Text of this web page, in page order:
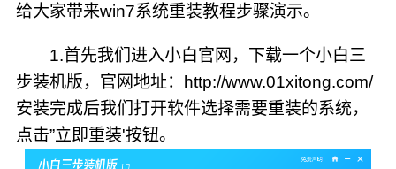
给大家带来win7系统重装教程步骤演示。
1.首先我们进入小白官网，下载一个小白三
步装机版，官网地址：http://www.01xitong.com/
安装完成后我们打开软件选择需要重装的系统，
点击”立即重装'按钮。